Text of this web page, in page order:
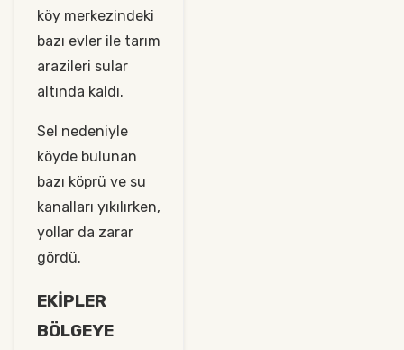
köy merkezindeki
bazı evler ile tarım
arazileri sular
altında kaldı.
Sel nedeniyle
köyde bulunan
bazı köprü ve su
kanalları yıkılırken,
yollar da zarar
gördü.
EKİPLER
BÖLGEYE